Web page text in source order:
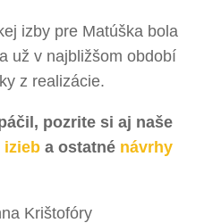
izby pre Matúška bola
už v najbližšom období
z realizácie.
pozrite si aj naše
izieb a ostatné návrhy
Krištofóry